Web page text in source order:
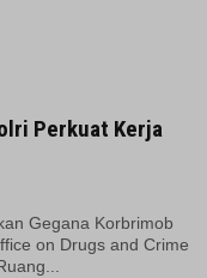
Perkuat Kerja
Gegana Korbrimob
on Drugs and Crime